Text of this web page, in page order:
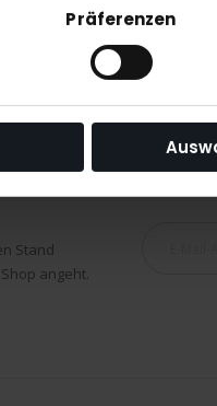
Präferenzen
Stand
angeht.